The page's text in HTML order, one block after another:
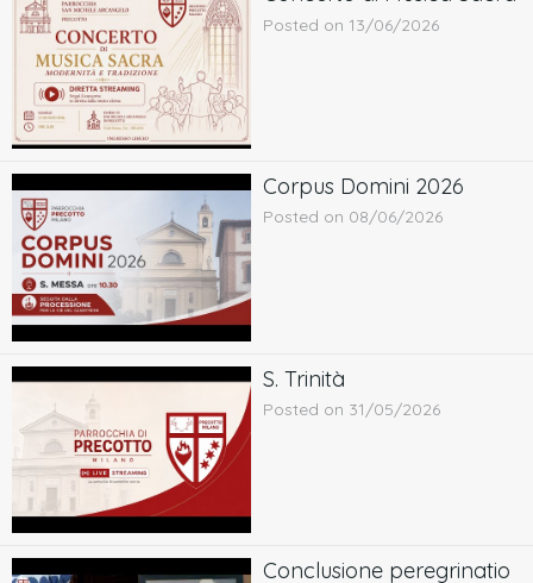
Posted on 13/06/2026
Corpus Domini 2026
Posted on 08/06/2026
S. Trinità
Posted on 31/05/2026
Conclusione peregrinatio